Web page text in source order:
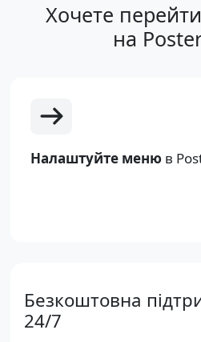
Хочете
на
Налаштуйте меню в
Безкоштовна
24/7